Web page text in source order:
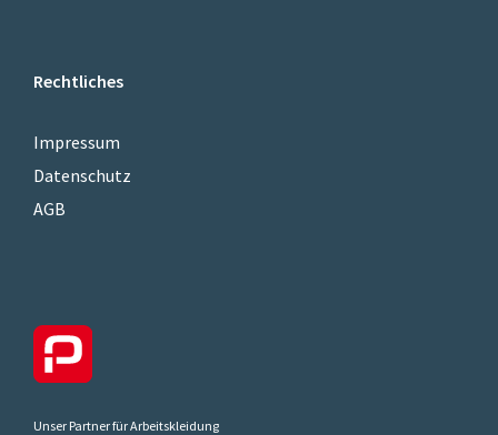
Rechtliches
Impressum
Datenschutz
AGB
Unser Partner für Arbeitskleidung